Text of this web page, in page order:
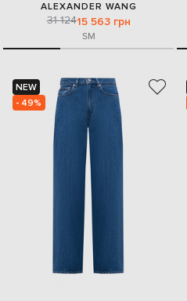
ALEXANDER WANG
31 12415 563 грн
SM
NEW
- 49%